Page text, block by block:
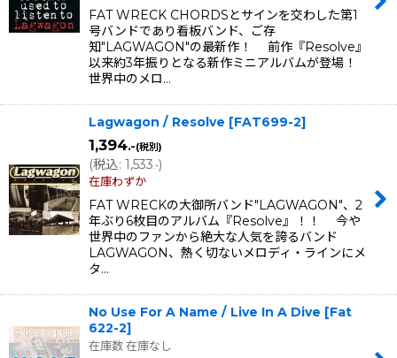
FAT WRECK CHORDSとサインを交わした第1
号バンドであり看板バンド、ご存
知"LAGWAGON"の最新作！ 前作『Resolve』
以来約3年振りとなる新作ミニアルバムが登場！
世界中のメロ…
Lagwagon / Resolve [FAT699-2]
1,394.-(税別)
(税込: 1,533.-)
在庫わずか
FAT WRECKの大御所バンド"LAGWAGON"、2
年ぶり6枚目のアルバム『Resolve』！！ 今や
世界中のファンから絶大な人気を誇るバンド
LAGWAGON、熱く切ないメロディ・ラインにメ
タ…
No Use For A Name / Live In A Dive [Fat
622-2]
在庫数 在庫なし